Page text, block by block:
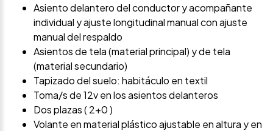
Asiento delantero del conductor y acompañante
individual y ajuste longitudinal manual con ajuste
manual del respaldo
Asientos de tela (material principal) y de tela
(material secundario)
Tapizado del suelo: habitáculo en textil
Toma/s de 12v en los asientos delanteros
Dos plazas ( 2+0 )
Volante en material plástico ajustable en altura y en